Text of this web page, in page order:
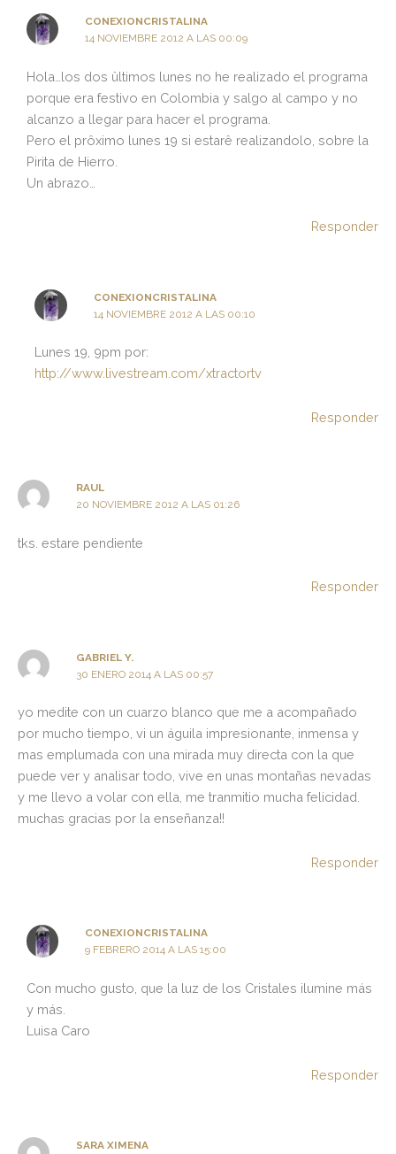
CONEXIONCRISTALINA
14 NOVIEMBRE 2012 A LAS 00:09
Hola…los dos ûltimos lunes no he realizado el programa
porque era festivo en Colombia y salgo al campo y no
alcanzo a llegar para hacer el programa.
Pero el prôximo lunes 19 si estarê realizandolo, sobre la
Pirita de Hierro.
Un abrazo…
Responder
CONEXIONCRISTALINA
14 NOVIEMBRE 2012 A LAS 00:10
Lunes 19, 9pm por:
http://www.livestream.com/xtractortv
Responder
RAUL
20 NOVIEMBRE 2012 A LAS 01:26
tks. estare pendiente
Responder
GABRIEL Y.
30 ENERO 2014 A LAS 00:57
yo medite con un cuarzo blanco que me a acompañado
por mucho tiempo, vi un águila impresionante, inmensa y
mas emplumada con una mirada muy directa con la que
puede ver y analisar todo, vive en unas montañas nevadas
y me llevo a volar con ella, me tranmitio mucha felicidad.
muchas gracias por la enseñanza!!
Responder
CONEXIONCRISTALINA
9 FEBRERO 2014 A LAS 15:00
Con mucho gusto, que la luz de los Cristales ilumine más
y más.
Luisa Caro
Responder
SARA XIMENA